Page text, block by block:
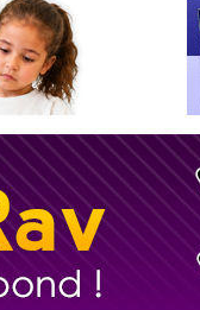
Orphelins